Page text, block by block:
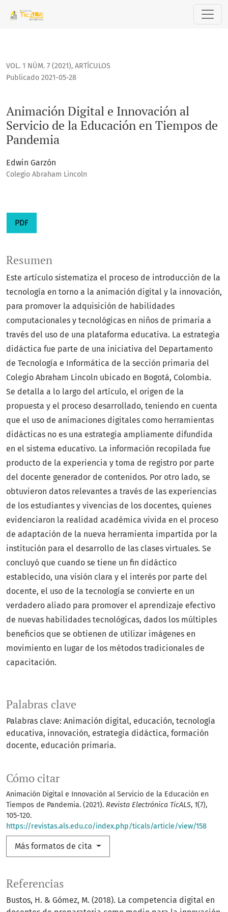
Animación Digital e Innovación al Servicio de la Educación
VOL. 1 NÚM. 7 (2021), ARTÍCULOS
Animación Digital e Innovación al
Servicio de la Educación en Tiempos de
Pandemia
Publicado 2021-05-28
Edwin Garzón
Colegio Abraham Lincoln
PDF
Palabras clave
Palabras clave: Animación digital, educación, tecnología
educativa, innovación, estrategia didáctica, formación
docente, educación primaria.
Cómo citar
Animación Digital e Innovación al Servicio de la Educación en
Tiempos de Pandemia. (2021). Revista Electrónica TicALS, 1(7),
105-120.
https://revistas.als.edu.co/index.php/ticals/article/view/158
Más formatos de cita
Resumen
Este artículo sistematiza el proceso de introducción de la
tecnología en torno a la animación digital y la innovación,
para promover la adquisición de habilidades
computacionales y tecnológicas en niños de primaria a
través del uso de una plataforma educativa. La estrategia
didáctica fue parte de una iniciativa del Departamento
de Tecnología e Informática de la sección primaria del
Colegio Abraham Lincoln ubicado en Bogotá, Colombia.
Se detalla a lo largo del artículo, el origen de la
propuesta y el proceso desarrollado, teniendo en cuenta
que el uso de animaciones digitales como herramientas
didácticas no es una estrategia ampliamente difundida
en el sistema educativo. La información recopilada fue
producto de la experiencia y toma de registro por parte
del docente generador de contenidos. Por otro lado, se
obtuvieron datos relevantes a través de las experiencias
de los estudiantes y vivencias de los docentes, quienes
evidenciaron la realidad académica vivida en el proceso
de adaptación de la nueva herramienta impartida por la
institución para el desarrollo de las clases virtuales. Se
concluyó que cuando se tiene un fin didáctico
establecido, una visión clara y el interés por parte del
docente, el uso de la tecnología se convierte en un
verdadero aliado para promover el aprendizaje efectivo
de nuevas habilidades tecnológicas, dados los múltiples
beneficios que se obtienen de utilizar imágenes en
movimiento en lugar de los métodos tradicionales de
capacitación.
Referencias
Bustos, H. & Gómez, M. (2018). La competencia digital en